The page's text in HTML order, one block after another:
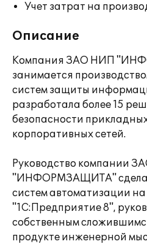
Учет затрат на
Описание
Компания ЗАО НИП
занимается
систем защиты
разработала более 15
безопасности
корпоративных сетей.
Руководство компании
"ИНФОРМЗАЩИТА"
систем автоматизации
"1С:Предприятие 8",
собственным
продукте инженерной